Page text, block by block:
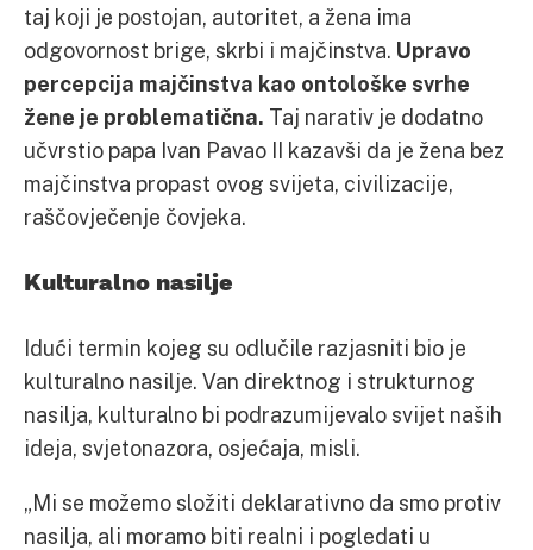
taj koji je postojan, autoritet, a žena ima
odgovornost brige, skrbi i majčinstva. Upravo
percepcija majčinstva kao ontološke svrhe
žene je problematična. Taj narativ je dodatno
učvrstio papa Ivan Pavao II kazavši da je žena bez
majčinstva propast ovog svijeta, civilizacije,
raščovječenje čovjeka.
Kulturalno nasilje
Idući termin kojeg su odlučile razjasniti bio je
kulturalno nasilje. Van direktnog i strukturnog
nasilja, kulturalno bi podrazumijevalo svijet naših
ideja, svjetonazora, osjećaja, misli.
„Mi se možemo složiti deklarativno da smo protiv
nasilja, ali moramo biti realni i pogledati u